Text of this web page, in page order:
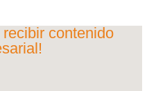
contenido